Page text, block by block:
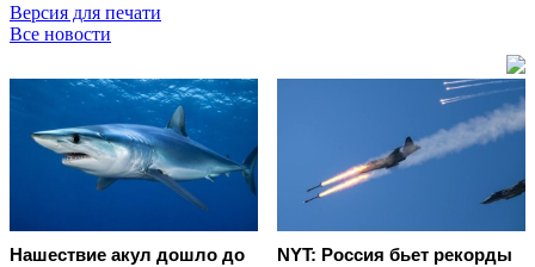
Версия для печати
Все новости
Нашествие акул дошло до
NYT: Россия бьет рекорды